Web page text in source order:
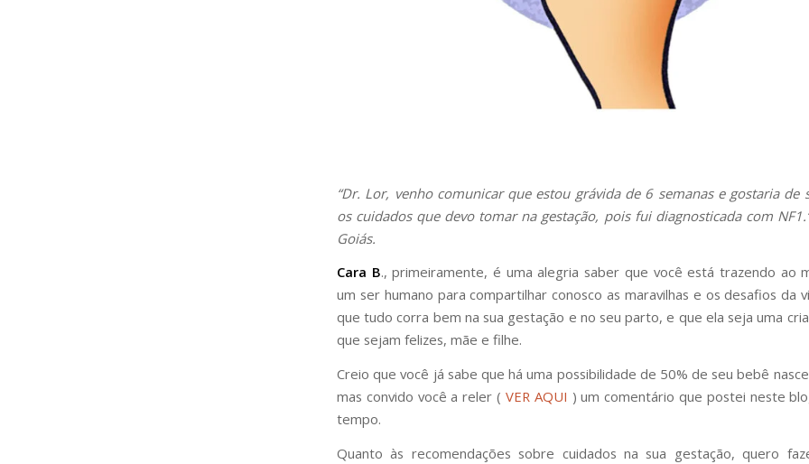
“Dr. Lor, venho comunicar que estou grávida de 6 semanas e gostaria de
os cuidados que devo tomar na gestação, pois fui diagnosticada com
Goiás.
Cara B., primeiramente, é uma alegria saber que você está trazendo ao
um ser humano para compartilhar conosco as maravilhas e os desafios da
que tudo corra bem na sua gestação e no seu parto, e que ela seja uma
que sejam felizes, mãe e filhe.
Creio que você já sabe que há uma possibilidade de 50% de seu bebê
mas convido você a reler ( VER AQUI ) um comentário que postei neste
tempo.
Quanto às recomendações sobre cuidados na sua gestação, quero